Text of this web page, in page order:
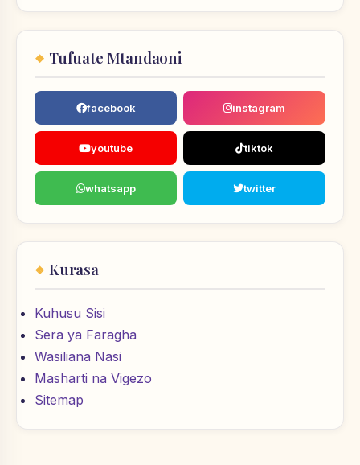
Tufuate Mtandaoni
facebook instagram
youtube tiktok
whatsapp twitter
Kurasa
Kuhusu Sisi
Sera ya Faragha
Wasiliana Nasi
Masharti na Vigezo
Sitemap